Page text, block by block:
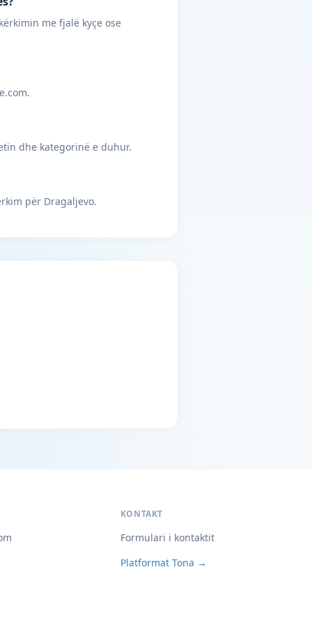
me fjalë kyçe ose
dhe kategorinë e duhur.
për Dragaljevo.
KONTAKT
Formulari i kontaktit
Platformat Tona →